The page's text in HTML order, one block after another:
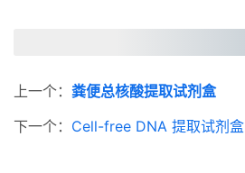
上一个： 粪便总核酸提取试剂盒
下一个： Cell-free DNA 提取试剂盒